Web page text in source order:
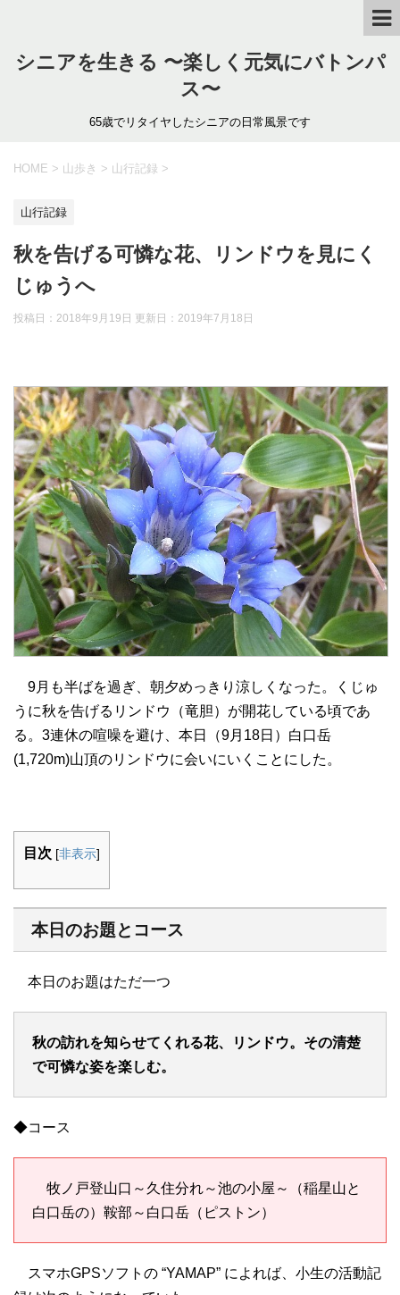
シニアを生きる 〜楽しく元気にバトンパ
ス〜
65歳でリタイヤしたシニアの日常風景です
HOME > 山歩き > 山行記録 >
山行記録
秋を告げる可憐な花、リンドウを見にく
じゅうへ
投稿日：2018年9月19日 更新日： 2019年7月18日
9月も半ばを過ぎ、朝夕めっきり涼しくなった。くじゅ
うに秋を告げるリンドウ（竜胆）が開花している頃であ
る。3連休の喧噪を避け、本日（9月18日）白口岳
(1,720m)山頂のリンドウに会いにいくことにした。
目次 [非表示]
本日のお題とコース
本日のお題はただ一つ
秋の訪れを知らせてくれる花、リンドウ。その清楚
で可憐な姿を楽しむ。
◆コース
牧ノ戸登山口～ 久住分れ～池の小屋～（稲星山と
白口岳の）鞍部～白口岳（ピストン）
スマホGPSソフトの “YAMAP” によれば、小生の活動記